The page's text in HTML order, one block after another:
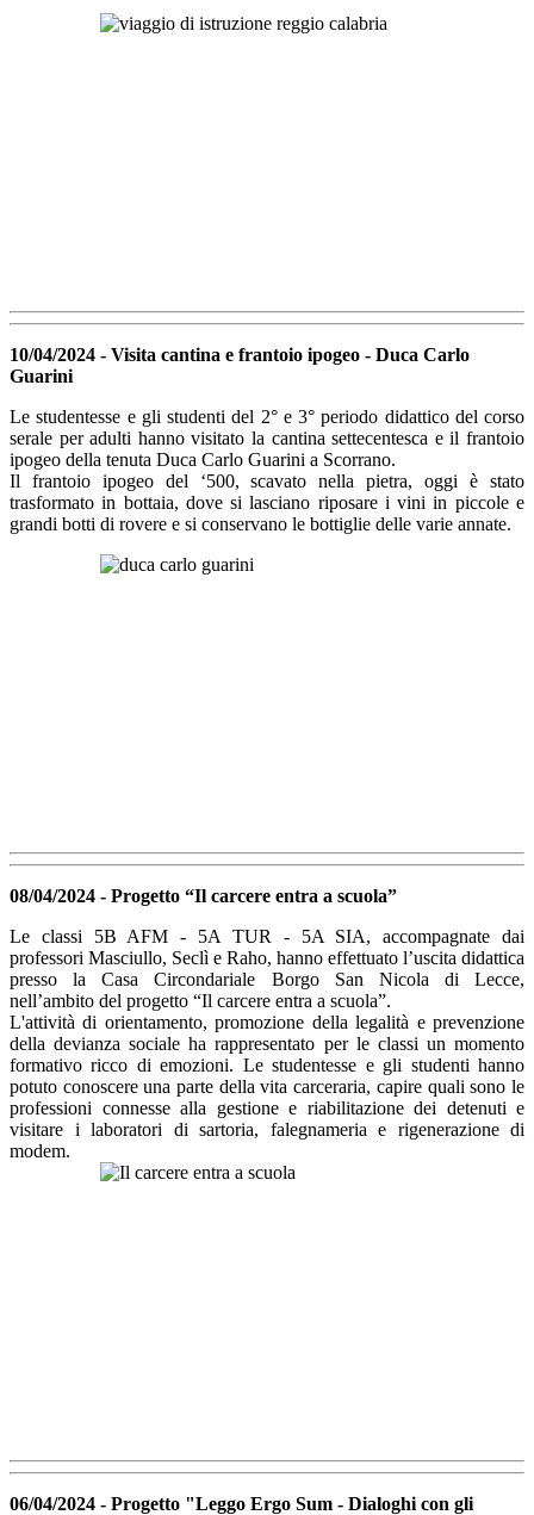
10/04/2024 - Visita cantina e frantoio ipogeo - Duca Carlo
Guarini
Le studentesse e gli studenti del 2° e 3° periodo didattico del corso
serale per adulti hanno visitato la cantina settecentesca e il frantoio
ipogeo della tenuta Duca Carlo Guarini a Scorrano.
Il frantoio ipogeo del ‘500, scavato nella pietra, oggi è stato
trasformato in bottaia, dove si lasciano riposare i vini in piccole e
grandi botti di rovere e si conservano le bottiglie delle varie annate.
08/04/2024 - Progetto “Il carcere entra a scuola”
Le classi 5B AFM - 5A TUR - 5A SIA, accompagnate dai
professori Masciullo, Seclì e Raho, hanno effettuato l’uscita didattica
presso la Casa Circondariale Borgo San Nicola di Lecce,
nell’ambito del progetto “Il carcere entra a scuola”.
L'attività di orientamento, promozione della legalità e prevenzione
della devianza sociale ha rappresentato per le classi un momento
formativo ricco di emozioni. Le studentesse e gli studenti hanno
potuto conoscere una parte della vita carceraria, capire quali sono le
professioni connesse alla gestione e riabilitazione dei detenuti e
visitare i laboratori di sartoria, falegnameria e rigenerazione di
modem.
06/04/2024 - Progetto "Leggo Ergo Sum - Dialoghi con gli